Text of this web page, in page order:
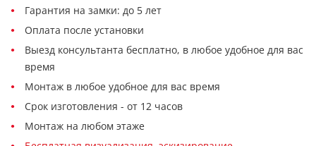
Гарантия на замки: до 5 лет
Оплата после установки
Выезд консультанта бесплатно, в любое удобное для вас
время
Монтаж в любое удобное для вас время
Срок изготовления - от 12 часов
Монтаж на любом этаже